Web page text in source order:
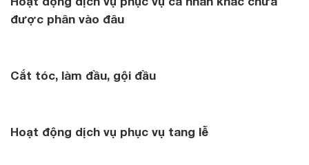
được phân vào đâu
Cắt tóc, làm đầu, gội đầu
Hoạt động dịch vụ phục vụ tang lễ